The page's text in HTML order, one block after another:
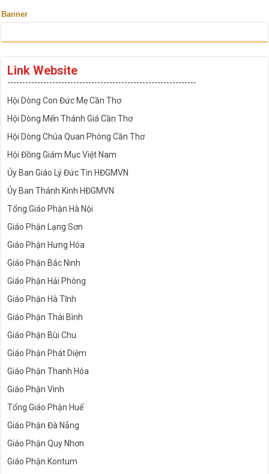
Banner
Link Website
---------------------------------------------------------------
Hội Dòng Con Đức Mẹ Cần Thơ
Hội Dòng Mến Thánh Giá Cần Thơ
Hội Dòng Chúa Quan Phòng Cần Thơ
Hội Đồng Giám Mục Việt Nam
Ủy Ban Giáo Lý Đức Tin HĐGMVN
Ủy Ban Thánh Kinh HĐGMVN
Tổng Giáo Phận Hà Nội
Giáo Phận Lạng Sơn
Giáo Phận Hưng Hóa
Giáo Phận Bắc Ninh
Giáo Phận Hải Phòng
Giáo Phận Hà Tĩnh
Giáo Phận Thái Bình
Giáo Phận Bùi Chu
Giáo Phận Phát Diệm
Giáo Phận Thanh Hóa
Giáo Phận Vinh
Tổng Giáo Phận Huế
Giáo Phận Đà Nẵng
Giáo Phận Quy Nhơn
Giáo Phận Kontum